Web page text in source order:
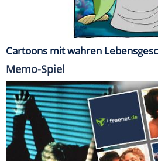
Cartoons mit wahren
Memo-Spiel